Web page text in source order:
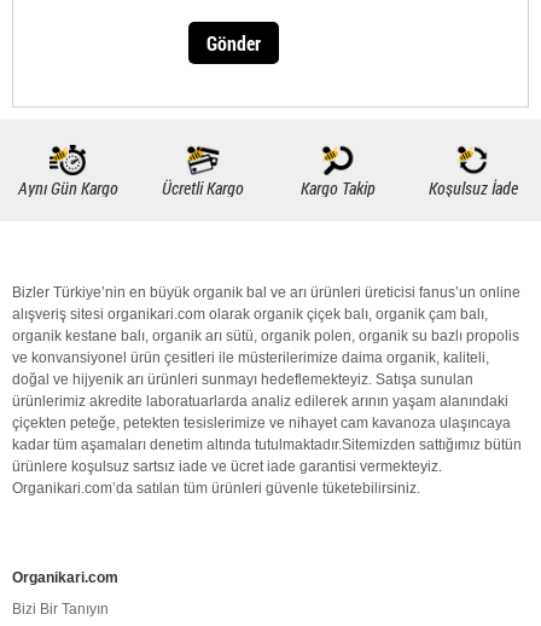
Gönder
Aynı Gün Kargo Ücretli Kargo Kargo Takip Koşulsuz İade
Bizler Türkiye’nin en büyük organik bal ve arı ürünleri üreticisi fanus’un online
alışveriş sitesi organikari.com olarak organik çiçek balı, organik çam balı,
organik kestane balı, organik arı sütü, organik polen, organik su bazlı propolis
ve konvansiyonel ürün çesitleri ile müsterilerimize daima organik, kaliteli,
doğal ve hijyenik arı ürünleri sunmayı hedeflemekteyiz. Satışa sunulan
ürünlerimiz akredite laboratuarlarda analiz edilerek arının yaşam alanındaki
çiçekten peteğe, petekten tesislerimize ve nihayet cam kavanoza ulaşıncaya
kadar tüm aşamaları denetim altında tutulmaktadır.Sitemizden sattığımız bütün
ürünlere koşulsuz sartsız iade ve ücret iade garantisi vermekteyiz.
Organikari.com’da satılan tüm ürünleri güvenle tüketebilirsiniz.
Organikari.com
Bizi Bir Tanıyın